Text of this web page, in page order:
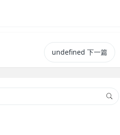
undefined 下一篇